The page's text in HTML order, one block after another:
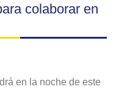
colaborar en
en la noche de este